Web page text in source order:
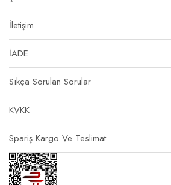
İletişim
İADE
Sıkça Sorulan Sorular
KVKK
Spariş Kargo Ve Teslimat